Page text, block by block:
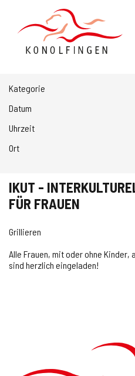
IKUT -
FÜR FRAUEN
Grillieren
Alle Frauen, mit oder ohne Kinder,
Kategorie
Datum
Uhrzeit
Ort
Verwaltung
Über uns
Suche
Schnellzugriff
Veranstaltungen